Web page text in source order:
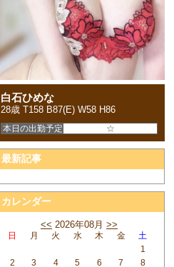
白石ひめな
28歳 T158 B87(E) W58 H86
本日の出勤予定 ☆
最新記事
カレンダー
<< 2026年08月 >>
日 月 火 水 木 金
土
1
2
3 4 5 6 7 8